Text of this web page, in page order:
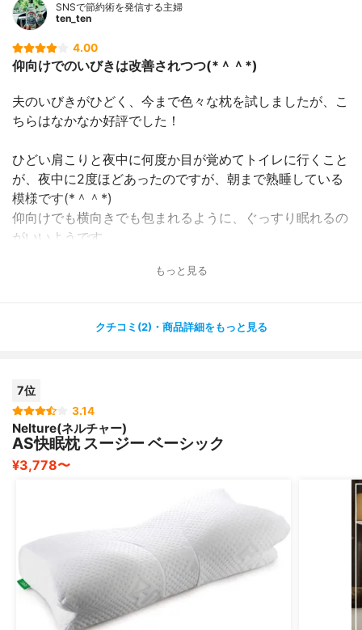
SNSで節約術を発信する主婦
ten_ten
4.00
仰向けでのいびきは改善されつつ(*＾＾*)
夫のいびきがひどく、今まで色々な枕を試しましたが、こ
ちらはなかなか好評でした！
ひどい肩こりと夜中に何度か目が覚めてトイレに行くこと
が、夜中に2度ほどあったのですが、朝まで熟睡している
模様です(*＾＾*)
仰向けでも横向きでも包まれるように、ぐっすり眠れるの
がいいようです。
横向きでのいびきはまだありますが、仰向けではほとんど
もっと見る
クチコミ(2)・商品詳細をもっと見る
7位
3.14
Nelture(ネルチャー)
AS快眠枕 スージー ベーシック
¥3,778〜